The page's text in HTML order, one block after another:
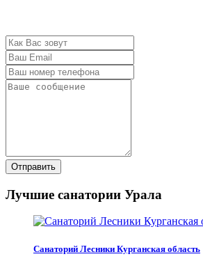
Отправить
Лучшие санатории Урала
Санаторий Лесники Курганская область